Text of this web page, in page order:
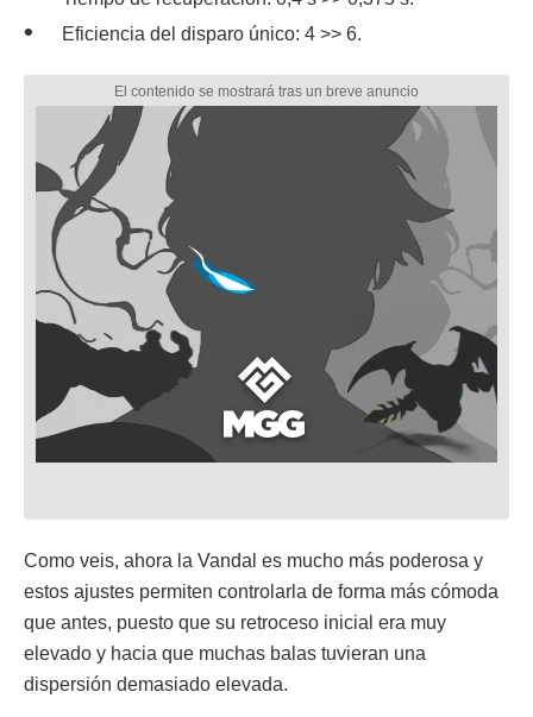
Eficiencia del disparo único: 4 >> 6.
Como veis, ahora la Vandal es mucho más poderosa y
estos ajustes permiten controlarla de forma más cómoda
que antes, puesto que su retroceso inicial era muy
elevado y hacia que muchas balas tuvieran una
dispersión demasiado elevada.